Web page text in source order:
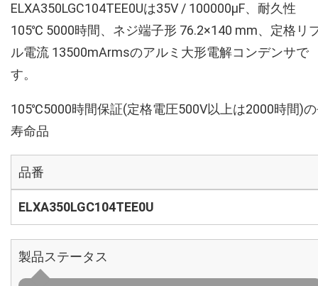
ELXA350LGC104TEE0Uは35V / 100000µF、耐久性
105℃ 5000時間、ネジ端子形 76.2×140 mm、定格リ
ル電流 13500mArmsのアルミ大形電解コンデンサで
す。
105℃5000時間保証(定格電圧500V以上は2000時間)
寿命品
品番
ELXA350LGC104TEE0U
製品ステータス